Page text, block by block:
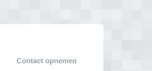
Contact opnemen